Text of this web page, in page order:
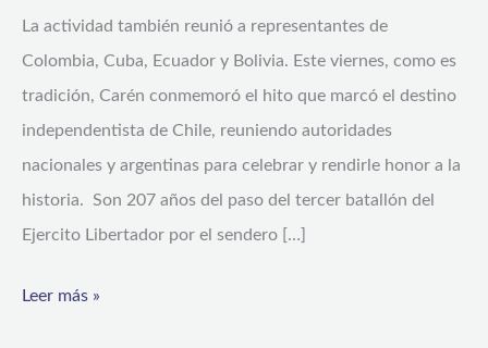
La actividad también reunió a representantes de
Colombia, Cuba, Ecuador y Bolivia. Este viernes, como es
tradición, Carén conmemoró el hito que marcó el destino
independentista de Chile, reuniendo autoridades
nacionales y argentinas para celebrar y rendirle honor a la
historia. Son 207 años del paso del tercer batallón del
Ejercito Libertador por el sendero […]
años
del
Paso
Ejercito
Libertador
Leer más »